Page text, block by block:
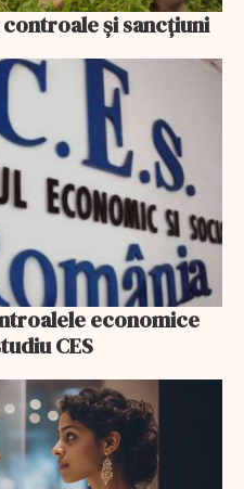
și sancțiuni
economice
CES